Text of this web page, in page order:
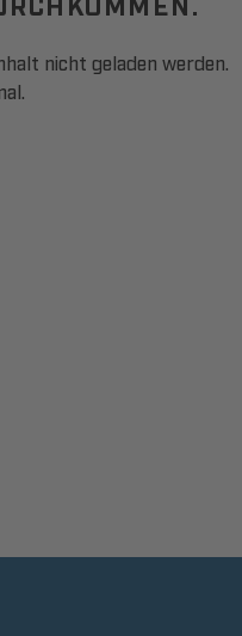
nicht geladen werden.